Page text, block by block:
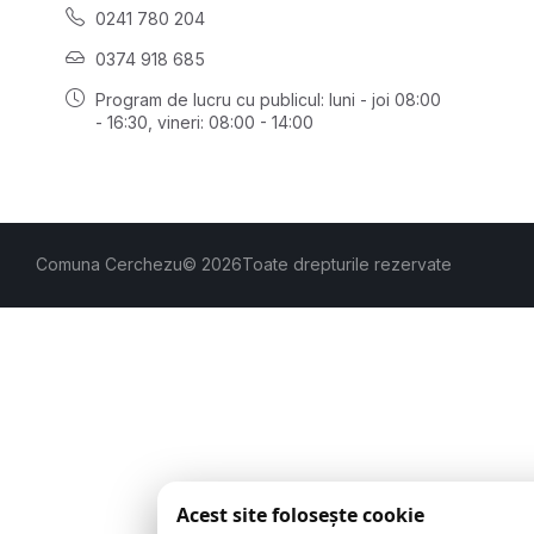
0241 780 204
0374 918 685
Program de lucru cu publicul: luni - joi 08:00
- 16:30 , vineri: 08:00 - 14:00
Comuna Cerchezu© 2026Toate drepturile rezervate
Acest site folosește cookie